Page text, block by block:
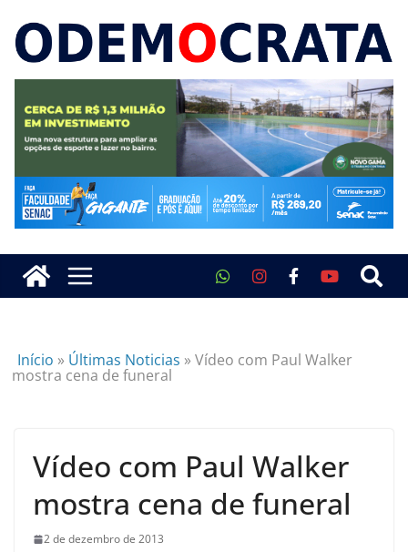
Início » Últimas Noticias »Vídeo com Paul Walker
mostra cena de funeral
Vídeo com Paul Walker
mostra cena de funeral
2 de dezembro de 2013